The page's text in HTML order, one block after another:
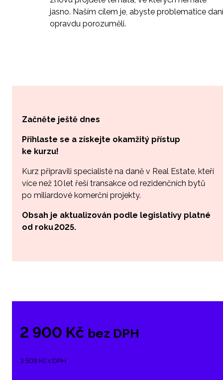
jasno. Naším cílem je, abyste problematice daní
opravdu porozuměli.
Začněte ještě dnes
Přihlaste se a získejte okamžitý přístup
ke kurzu!
Kurz připravili specialisté na daně v Real Estate, kteří
více než 10let řeší transakce od rezidenčních bytů
po miliardové komerční projekty.
Obsah je aktualizován podle legislativy platné
od roku 2025.
2 900 Kč bez DPH
3 509 Kč s DPH